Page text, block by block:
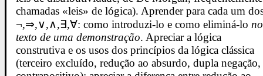
chamadas «leis» de lógica). Aprender para cada um
¬,⇒,∨,∧,∃,∀: como introduzi-lo e como eliminá-lono
texto de uma demonstração. Apreciar a lógica
construtiva e os usos dos princípios da lógica clássica
(terceiro excluído, redução ao absurdo, dupla negação,